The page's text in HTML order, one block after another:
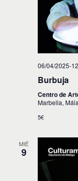
06/04/2025-
Burbuja
Centro de
Marbella,
5€
MIÉ
9